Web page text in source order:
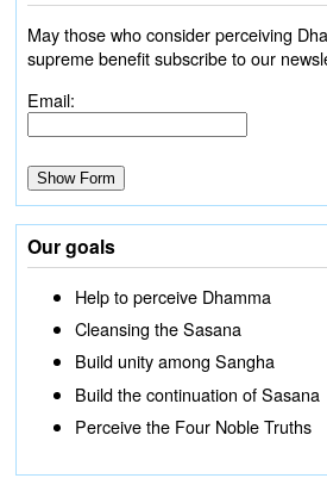
May those who consider perceiving
supreme benefit subscribe to our
Email:
Our goals
Help to perceive Dhamma
Cleansing the Sasana
Build unity among Sangha
Build the continuation of Sasana
Perceive the Four Noble Truths